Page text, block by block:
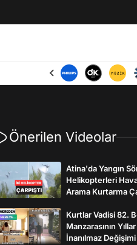
Önerilen Videolar
Atina'da Yangın
Helikopterleri
Arama Kurtarma
Kurtlar Vadisi 82.
Manzarasının
İnanılmaz Değişimi